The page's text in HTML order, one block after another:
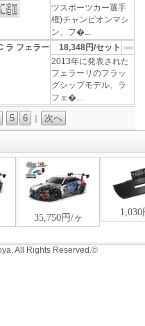
ツスポーツカー選手
権)チャンピオンマシ
ン、フ�...
ラ フェラー
18,348円/セット
2013年に発表された
フェラーリのフラッ
グシップモデル、ラ
フェ�...
5 6 次へ
All Rights Reserved.©